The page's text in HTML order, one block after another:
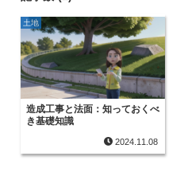
土地
造成工事と法面：知っておくべ
き基礎知識
2024.11.08